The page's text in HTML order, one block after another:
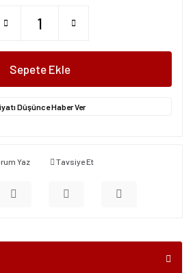
Sepete Ekle
Düşünce Haber Ver
Yaz Tavsiye Et